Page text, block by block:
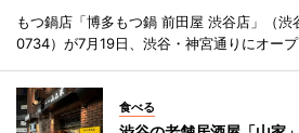
もつ鍋店「博多もつ鍋 前田屋 渋谷店」（
0734）が7月19日、渋谷・神宮通りにオープ
食べる